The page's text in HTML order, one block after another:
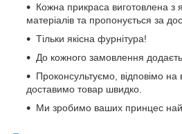
Кожна прикраса виготовлена з
матеріалів та пропонується за
Тільки якісна фурнітура!
До кожного замовлення
Проконсультуємо, відповімо на
доставимо товар швидко.
Ми зробимо ваших принцес